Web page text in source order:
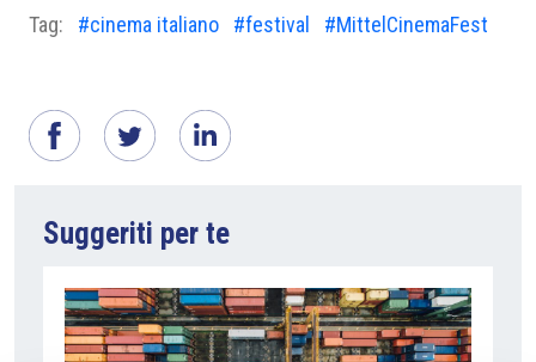
Tag: #cinema italiano #festival #MittelCinemaFest
Suggeriti per te